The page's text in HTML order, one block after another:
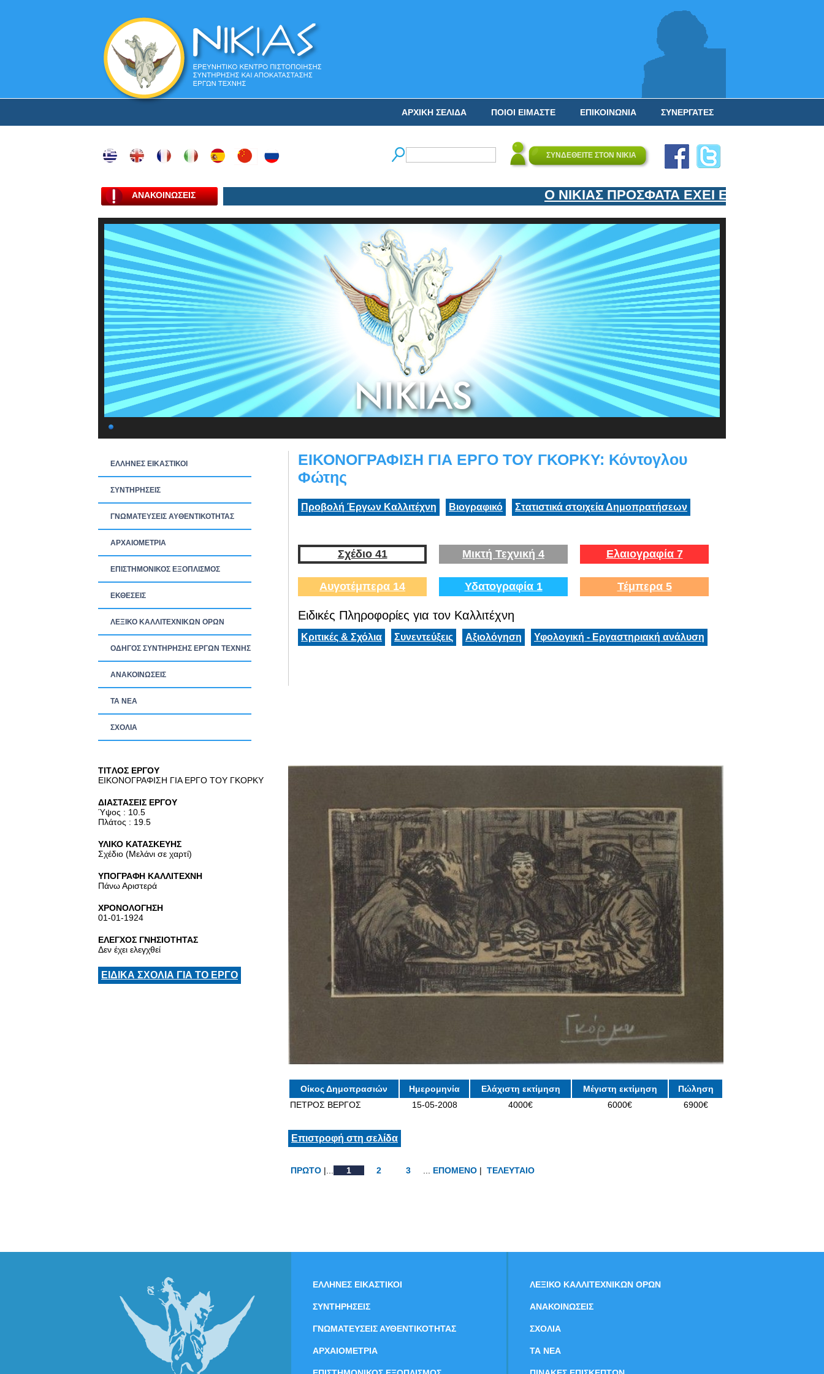
ΣΥΝΕΡΓΑΤΕΣ
ΕΠΙΚΟΙΝΩΝΙΑ
ΠΟΙΟΙ ΕΙΜΑΣΤΕ
ΑΡΧΙΚΗ ΣΕΛΙΔΑ
ΣΥΝΔΕΘΕΙΤΕ ΣΤΟΝ ΝΙΚΙΑ
ΑΝΑΚΟΙΝΩΣΕΙΣ Ο ΝΙΚΙΑΣ ΠΡΟΣΦΑΤΑ ΕΧΕΙ ΕΝΤΑΞΕΙ ΣΤΟΝ
ΕΛΛΗΝΕΣ ΕΙΚΑΣΤΙΚΟΙ
ΣΥΝΤΗΡΗΣΕΙΣ
ΓΝΩΜΑΤΕΥΣΕΙΣ ΑΥΘΕΝΤΙΚΟΤΗΤΑΣ
ΑΡΧΑΙΟΜΕΤΡΙΑ
ΕΠΙΣΤΗΜΟΝΙΚΟΣ ΕΞΟΠΛΙΣΜΟΣ
ΕΚΘΕΣΕΙΣ
ΛΕΞΙΚΟ ΚΑΛΛΙΤΕΧΝΙΚΩΝ ΟΡΩΝ
ΟΔΗΓΟΣ ΣΥΝΤΗΡΗΣΗΣ ΕΡΓΩΝ ΤΕΧΝΗΣ
ΑΝΑΚΟΙΝΩΣΕΙΣ
ΤΑ ΝEΑ
ΣΧΟΛΙΑ
ΕΙΚΟΝΟΓΡΑΦΙΣΗ ΓΙΑ ΕΡΓΟ ΤΟΥ ΓΚΟΡΚΥ: Κόντογλου
Φώτης
Προβολή Έργων Καλλιτέχνη Βιογραφικό Στατιστικά στοιχεία Δημοπρατήσεων
Σχέδιο 41 Μικτή Τεχνική 4 Ελαιογραφία 7
Αυγοτέμπερα 14 Υδατογραφία 1 Τέμπερα 5
Ειδικές Πληροφορίες για τον Καλλιτέχνη
Κριτικές & Σχόλια Συνεντεύξεις Αξιολόγηση Υφολογική - Εργαστηριακή ανάλυση
TITΛΟΣ ΕΡΓΟΥ
ΕΙΚΟΝΟΓΡΑΦΙΣΗ ΓΙΑ ΕΡΓΟ ΤΟΥ ΓΚΟΡΚΥ
ΔΙΑΣΤΑΣΕΙΣ ΕΡΓΟΥ
Ύψος : 10.5
Πλάτος : 19.5
ΥΛΙΚΟ ΚΑΤΑΣΚΕΥΗΣ
Σχέδιο (Μελάνι σε χαρτί)
ΥΠΟΓΡΑΦΗ ΚΑΛΛΙΤΕΧΝΗ
Πάνω Αριστερά
ΧΡΟΝΟΛΟΓΗΣΗ
01-01-1924
ΕΛΕΓΧΟΣ ΓΝΗΣΙΟΤΗΤΑΣ
Δεν έχει ελεγχθεί
ΕΙΔΙΚΑ ΣΧΟΛΙΑ ΓΙΑ ΤΟ ΕΡΓΟ
Οίκος Δημοπρασιών Ημερομηνία Ελάχιστη εκτίμηση Μέγιστη εκτίμηση
Πώληση
ΠΕΤΡΟΣ ΒΕΡΓΟΣ
15-05-2008 4000€ 6000€ 6900€
Επιστροφή στη σελίδα
ΠΡΩΤΟ |... 1 2 3 ΕΠΟΜΕΝΟ | ΤΕΛΕΥΤΑΙΟ
ΕΛΛΗΝΕΣ ΕΙΚΑΣΤΙΚΟΙ
ΣΥΝΤΗΡΗΣΕΙΣ
ΓΝΩΜΑΤΕΥΣΕΙΣ ΑΥΘΕΝΤΙΚΟΤΗΤΑΣ
ΑΡΧΑΙΟΜΕΤΡΙΑ
ΛΕΞΙΚΟ ΚΑΛΛΙΤΕΧΝΙΚΩΝ ΟΡΩΝ
ΑΝΑΚΟΙΝΩΣΕΙΣ
ΣΧΟΛΙΑ
ΤΑ ΝEΑ